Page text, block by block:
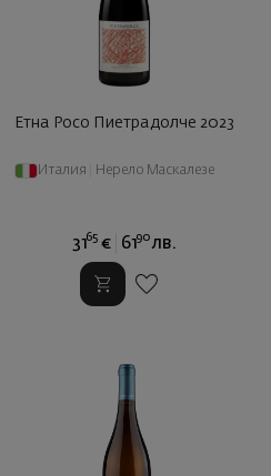
Етна Росо Пиетрадолче 2023
Италия Нерело Маскалезе
3165 € 6190 лв.